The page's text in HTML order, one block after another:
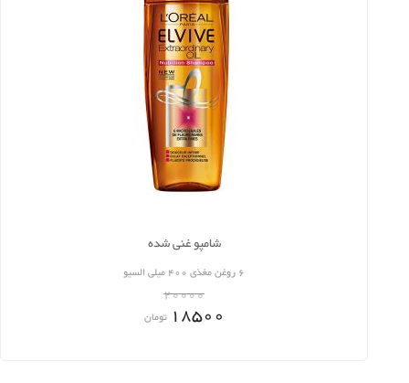
شامپو غنی شده
6 روغن مغذی 400 میلی السیو
20000
18500 تومان